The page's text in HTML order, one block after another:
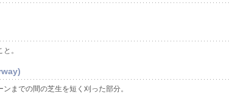
。
までの間の芝生を短く刈った部分。